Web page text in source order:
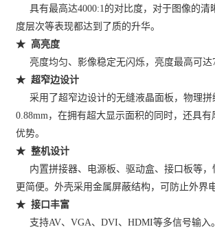
具有最高达4000:1的对比度，对于图像的清
度层次等表现都达到了质的升华。
★ 高亮度
亮度均匀、影像稳定无闪烁，亮度最高可达
★ 超窄边设计
采用了超窄边设计的无缝液晶面板，物理拼
0.88mm，在拥有超大显示面积的同时，还具
优势。
★ 整机设计
内置拼接器、电源板、驱动盒、接口板等，
更简便。外壳采用金属屏蔽结构，可防止外界
★ 接口丰富
支持AV、VGA、DVI、HDMI等多信号输入。